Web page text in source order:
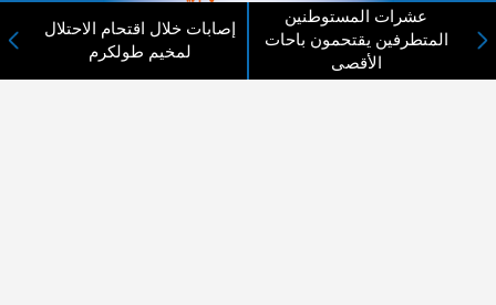
عشرات المستوطنين
المتطرفين يقتحمون باحات
الأقصى
إصابات خلال اقتحام الاحتلال
لمخيم طولكرم
عن المدينة الإخبارية
المدينة الإخبارية صحيفة الكترونية شاملة تابعة لشركة قنوات البث